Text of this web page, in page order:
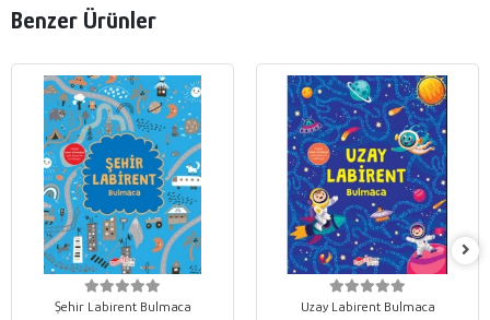
Benzer Ürünler
Şehir Labirent Bulmaca Uzay Labirent Bulmaca